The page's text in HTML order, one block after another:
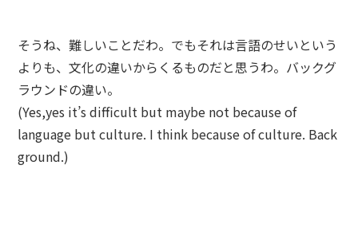
そうね、難しいことだわ。でもそれは言語のせいという
よりも、文化の違いからくるものだと思うわ。バックグ
ラウンドの違い。
(Yes,yes it’s difficult but maybe not because of
language but culture. I think because of culture. Back
ground.)